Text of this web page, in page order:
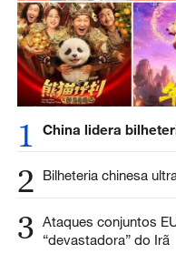
1 China lidera
2 Bilheteria chinesa
3 Ataques conjuntos
“devastadora” do Irã